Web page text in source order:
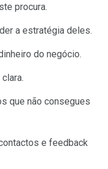
procura.
a estratégia deles.
do negócio.
que não consegues
e feedback